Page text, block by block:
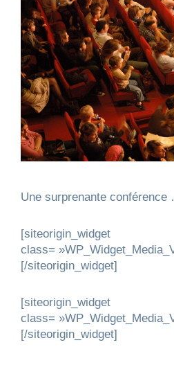
Une surprenante
[siteorigin_widget
class=
[/siteorigin_widget]
[siteorigin_widget
class=
[/siteorigin_widget]